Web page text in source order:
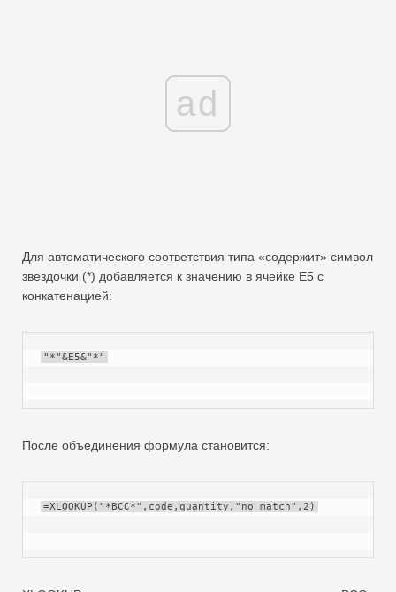
ad
Для автоматического соответствия типа «содержит» символ
звездочки (*) добавляется к значению в ячейке E5 с
конкатенацией:
"*"&E5&"*"
После объединения формула становится:
=XLOOKUP("*BCC*",code,quantity,"no match",2)